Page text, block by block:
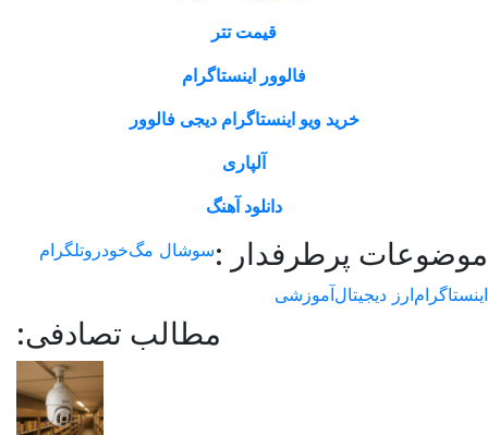
قیمت تتر
فالوور اینستاگرام
خرید ویو اینستاگرام دیجی فالوور
آلپاری
دانلود آهنگ
پرطرفدار : سوشال مگخودروتلگرام
ارز دیجیتالآموزشی
مطالب تصادفی: